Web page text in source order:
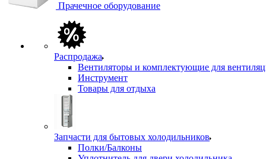
Прачечное оборудование
Распродажа
Вентиляторы и комплектующие для
Инструмент
Товары для отдыха
Запчасти для бытовых холодильников
Полки/Балконы